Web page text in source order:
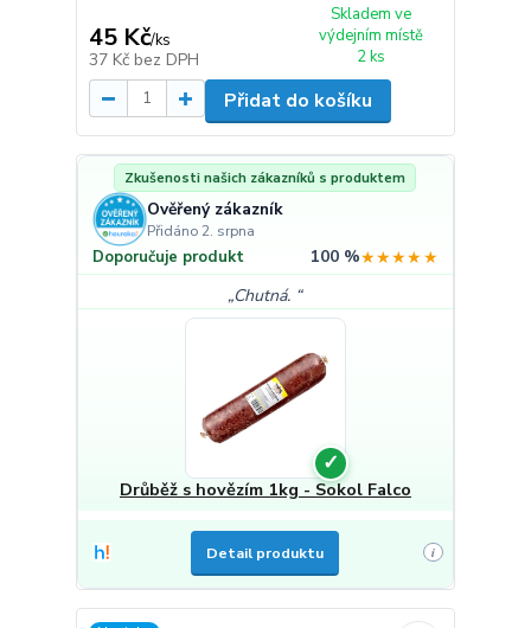
45 Kč/ks
37 Kč bez DPH
Skladem ve
výdejním místě
2 ks
Přidat do košíku
Zkušenosti našich zákazníků s produktem
Ověřený zákazník
Přidáno 2. srpna
Doporučuje produkt 100 %★★★★★
Chutná.
✓
Drůběž s hovězím 1kg - Sokol Falco
Detail produktu i